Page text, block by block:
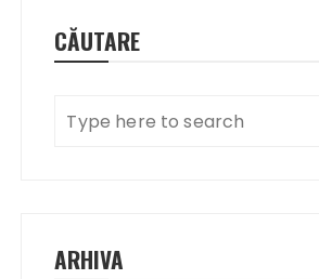
CĂUTARE
ARHIVA